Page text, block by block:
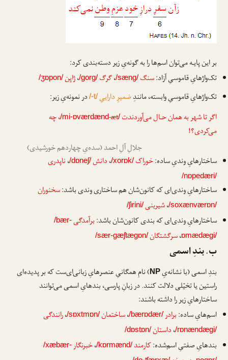
بر این پایـه می‌توان اسم‌ها را به گونه‌یِ زیر دسته‌بندی کرد:
تک‌واژهایِ قاموسیِ آزاد:سنگ /sæng/،گرگ /gorg/،ژاپن/ʒɒpon/
تک‌واژهایِ قاموسیِ وابسته، مانندِضمیرِ داراییِ/-t/در نمونه‌یِ زیر:
اگر تا شهر به همان حـال می‌آوردندت /mi-ɒværdænd-æt/
، چه
می‌کردی؟!
جلالِ آلِ احمد (سده‌یِ چهاردهم خورشیدی)
ساختارهایِ وندیِ ساده:خوراک /xorɒk/،دانش/dɒneʃ/،ناپدری
/nɒpedæri/
ساختارهایِ وندی‌ای که کانون‌شان هم ساختاری وندی باشد:سخنوران
/soxænværɒn/،شیرینی/ʃirini/
ساختارهایِ وندی‌ای که بندی کانون‌شان باشد:برآمدگی /bær-
ɒmædægi/،سرگشتگان/sær-gæʃtægɒn/
ب. بندِ اسمی
بندِ اسمی (با نشانه‌یِNP) نامِ همگانیِ عنصرهایِ زبانی‌ای‌ست که بر پدیده‌ای
راستین یا تخیّلی دلالت کنند. در زبانِ پارسی، بندهایِ اسمی می‌توانند
ساختارهایِ زیر را داشته باشند:
اسم‌هایِ ساده:برادر/bærɒdær/،ساختمان/sɒxtmɒn/،رانندگی
/rɒnændægi/،داستان/dɒstɒn/
بندهایِ صفتیِ اسم‌شده:کارمند /kɒrmænd/،خبرنگار /xæbær-